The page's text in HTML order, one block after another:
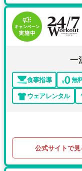
一
食事指導 無
ウェアレンタル
公式サイトで見